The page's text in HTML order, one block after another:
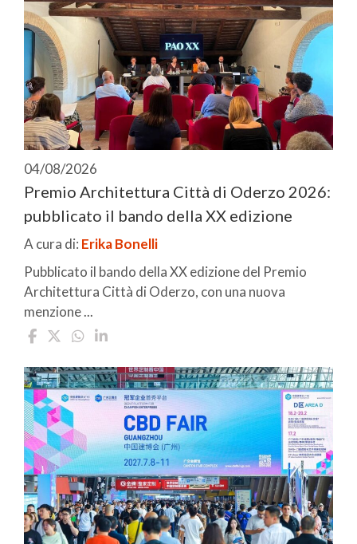
04/08/2026
Premio Architettura Città di Oderzo 2026:
pubblicato il bando della XX edizione
A cura di: Erika Bonelli
Pubblicato il bando della XX edizione del Premio
Architettura Città di Oderzo, con una nuova
menzione ...